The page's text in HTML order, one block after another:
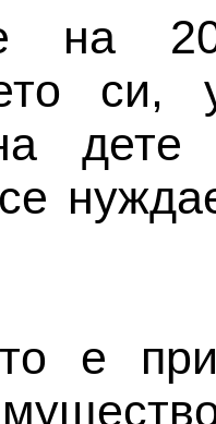
на
си,
е